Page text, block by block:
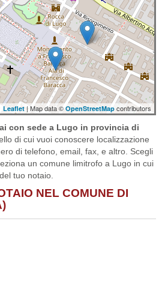
Leaflet| Map data © OpenStreetMap contributors
con sede a Lugo in provincia di
di cui vuoi conoscere localizzazione
di telefono, email, fax, e altro. Scegli
un comune limitrofo a Lugo in cui
tuo notaio.
NEL COMUNE DI